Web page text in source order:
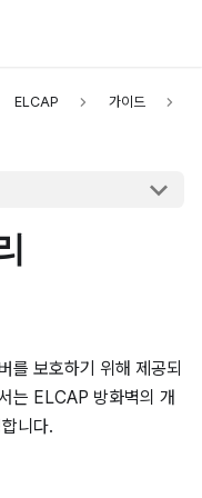
ELCAP 가이드
를 보호하기 위해 제공되
는 ELCAP 방화벽의 개
니다.